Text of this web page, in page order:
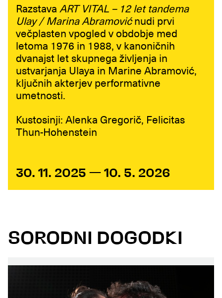
Razstava ART VITAL – 12 let tandema
Ulay / Marina Abramovićnudi prvi
večplasten vpogled v obdobje med
letoma 1976 in 1988, v kanoničnih
dvanajst let skupnega življenja in
ustvarjanja Ulaya in Marine Abramović,
ključnih akterjev performativne
umetnosti.
Kustosinji: Alenka Gregorič, Felicitas
Thun-Hohenstein
30. 11. 2025 — 10. 5. 2026
SORODNI DOGODKI